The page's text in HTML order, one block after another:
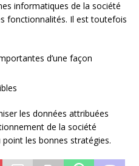
informatiques de la société
fonctionnalités. Il est toutefois
d’une façon
les données attribuées
de la société
les bonnes stratégies.